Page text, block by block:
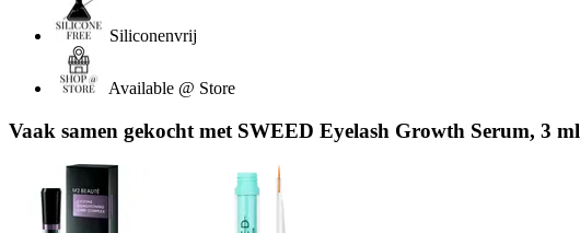
Siliconenvrij
Available @ Store
Vaak samen gekocht met SWEED Eyelash Growth Serum, 3 ml